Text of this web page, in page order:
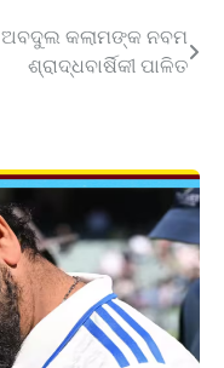
ଅବଦୁଲ କଲାମଙ୍କ ନବମ
ଶ୍ରାଦ୍ଧବାର୍ଷିକୀ ପାଳିତ